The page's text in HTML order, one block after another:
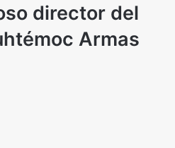
director del
Armas